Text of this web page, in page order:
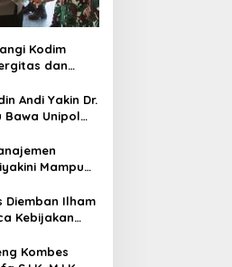
Kodim
dan
Andi Yakin Dr.
Bawa Unipol
Mampu
Diemban Ilham
Kebijakan
Kombes